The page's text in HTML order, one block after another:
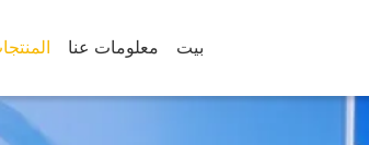
بيت معلومات عنا